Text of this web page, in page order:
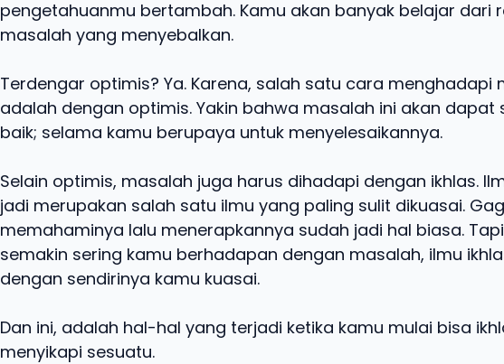
pengetahuanmu bertambah. Kamu akan banyak belajar dari
masalah yang menyebalkan.
Terdengar optimis? Ya. Karena, salah satu cara menghadapi
adalah dengan optimis. Yakin bahwa masalah ini akan dapat
baik; selama kamu berupaya untuk menyelesaikannya.
Selain optimis, masalah juga harus dihadapi dengan ikhlas.
jadi merupakan salah satu ilmu yang paling sulit dikuasai.
memahaminya lalu menerapkannya sudah jadi hal biasa.
semakin sering kamu berhadapan dengan masalah, ilmu
dengan sendirinya kamu kuasai.
Dan ini, adalah hal-hal yang terjadi ketika kamu mulai bisa
menyikapi sesuatu.